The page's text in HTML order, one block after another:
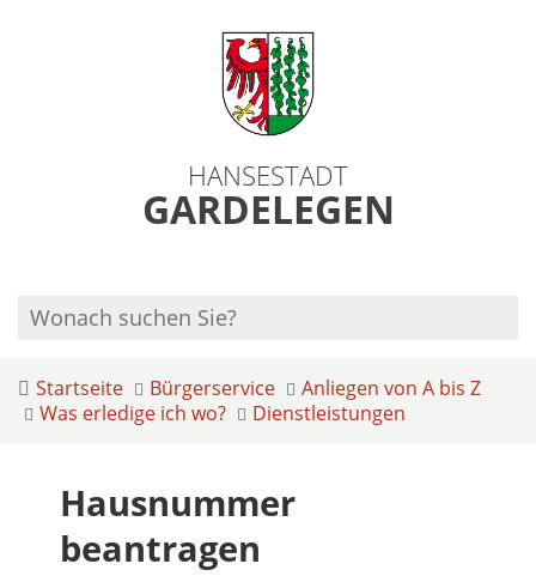
HANSESTADT
GARDELEGEN
Startseite Bürgerservice
Anliegen von A bis Z
Was erledige ich wo?
Dienstleistungen
Hausnummer
beantragen